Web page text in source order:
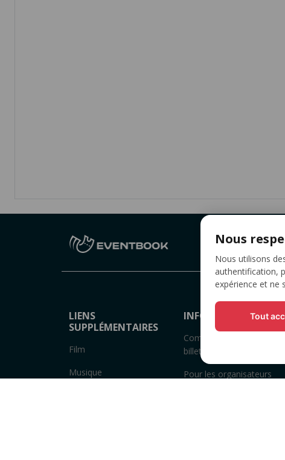
LIENS
SUPPLÉMENTAIRES
Film
Musique
INFORMATION
Comment acheter des
billets
Pour les organisateurs
Nous
Nous utilisons
authentification,
expérience et ne
Tout